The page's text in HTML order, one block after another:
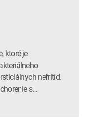
ktoré je
nefritíd.
s…